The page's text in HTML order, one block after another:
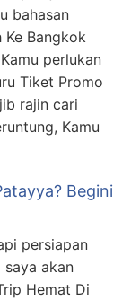
bahasan
Bangkok
perlukan
Tiket Promo
rajin cari
Kamu
Begini
persiapan
akan
Hemat Di